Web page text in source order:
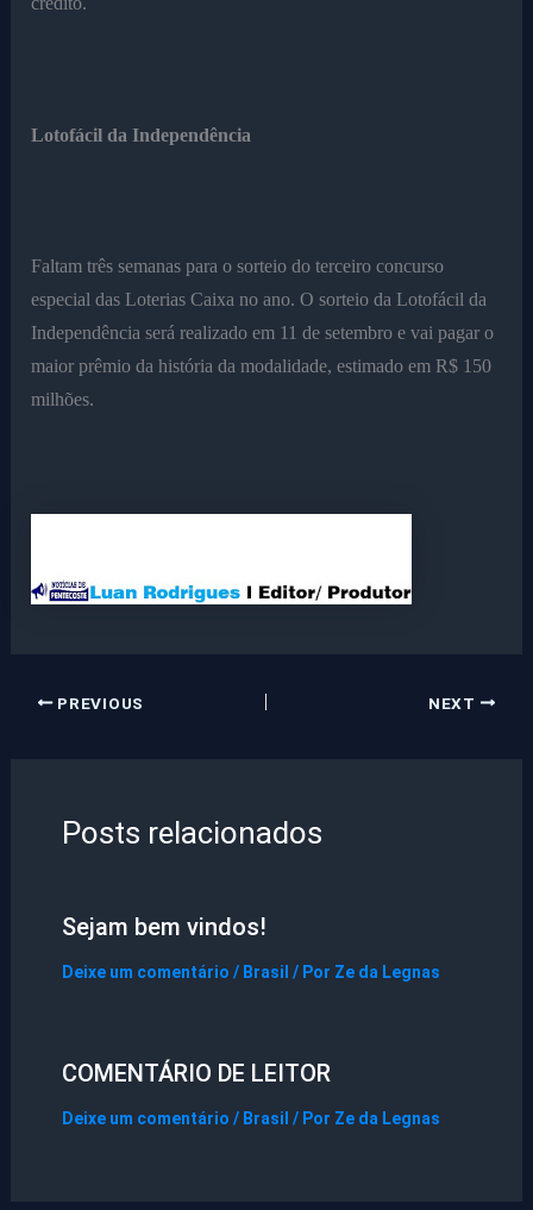
Lotofácil da Independência
Faltam três semanas para o sorteio do terceiro concurso
especial das Loterias Caixa no ano. O sorteio da Lotofácil da
Independência será realizado em 11 de setembro e vai pagar o
maior prêmio da história da modalidade, estimado em R$ 150
milhões.
PREVIOUS NEXT
Posts relacionados
Sejam bem vindos!
Deixe um comentário / Brasil / Por Ze da Legnas
COMENTÁRIO DE LEITOR
Deixe um comentário / Brasil / Por Ze da Legnas